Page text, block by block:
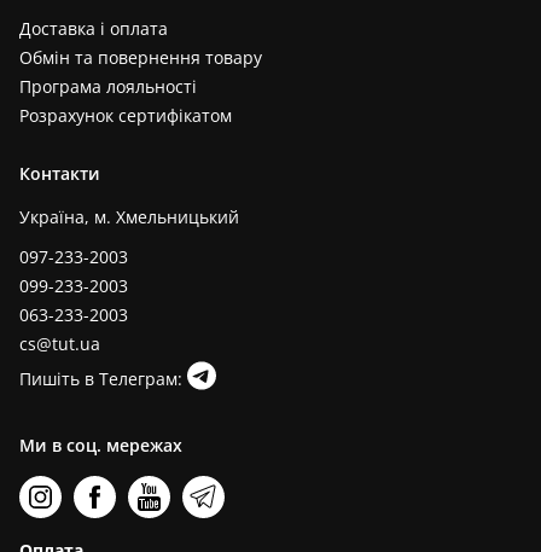
Доставка і оплата
Обмін та повернення товару
Програма лояльності
Розрахунок сертифікатом
Контакти
Україна, м. Хмельницький
097-233-2003
099-233-2003
063-233-2003
cs@tut.ua
Пишіть в Телеграм:
Ми в соц. мережах